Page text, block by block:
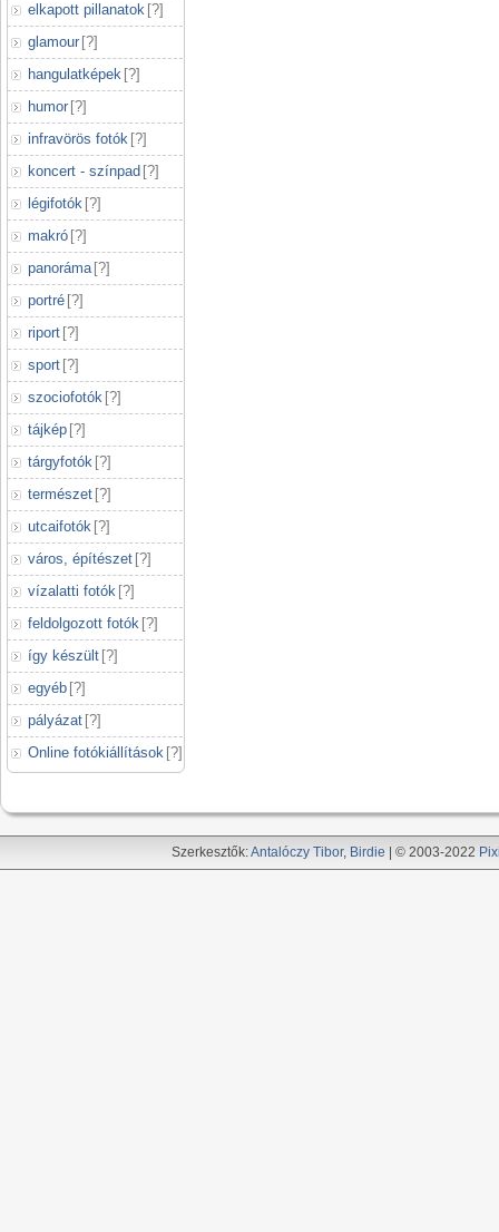
elkapott pillanatok [?]
glamour [?]
hangulatképek [?]
humor [?]
infravörös fotók [?]
koncert - színpad [?]
légifotók [?]
makró [?]
panoráma [?]
portré [?]
riport [?]
sport [?]
szociofotók [?]
tájkép [?]
tárgyfotók [?]
természet [?]
utcaifotók [?]
város, építészet [?]
vízalatti fotók [?]
feldolgozott fotók [?]
így készült [?]
egyéb [?]
pályázat [?]
Online fotókiállítások [?]
Szerkesztők:Antalóczy Tibor, Birdie | © 2003-2022